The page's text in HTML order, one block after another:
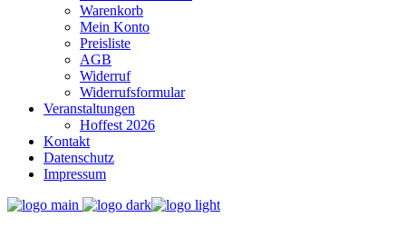
Warenkorb
Mein Konto
Preisliste
AGB
Widerruf
Widerrufsformular
Veranstaltungen
Hoffest 2026
Kontakt
Datenschutz
Impressum